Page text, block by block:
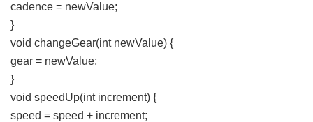
cadence = newValue;
}
void changeGear(int newValue) {
gear = newValue;
}
void speedUp(int increment) {
speed = speed + increment;